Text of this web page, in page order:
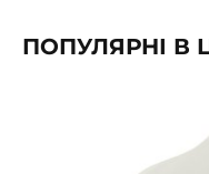
ПОПУЛЯРНІ В